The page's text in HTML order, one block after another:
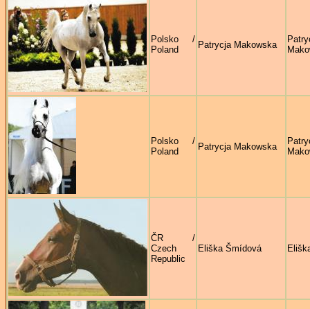
Polsko /
Poland
Patrycja Makowska
Polsko /
Poland
Patrycja Makowska
ČR /
Czech
Republic
Eliška Šmídová